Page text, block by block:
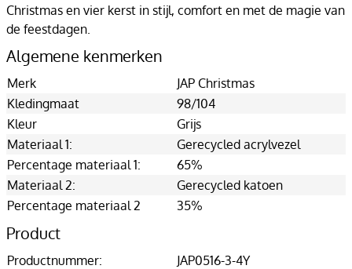
Christmas en vier kerst in stijl, comfort en met de magie van
de feestdagen.
Algemene kenmerken
Merk
JAP Christmas
Kledingmaat
98/104
Kleur
Grijs
Materiaal 1:
Gerecycled acrylvezel
Percentage materiaal 1:
65%
Materiaal 2:
Gerecycled katoen
Percentage materiaal 2
35%
Product
Productnummer:
JAP0516-3-4Y